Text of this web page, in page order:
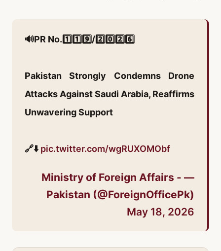
🔊PR No.1️⃣1️⃣9️⃣/2️⃣0️⃣2️⃣6️⃣
Pakistan Strongly Condemns Drone
Attacks Against Saudi Arabia, Reaffirms
Unwavering Support
🔗⬇️pic.twitter.com/wgRUXOMObf
— Ministry of Foreign Affairs -
Pakistan (@ForeignOfficePk)
May 18, 2026